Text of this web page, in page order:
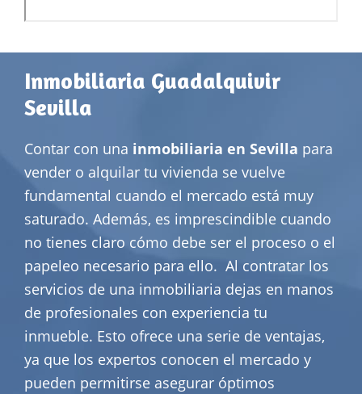
Inmobiliaria Guadalquivir
Sevilla
Contar con una inmobiliaria en Sevilla para
vender o alquilar tu vivienda se vuelve
fundamental cuando el mercado está muy
saturado. Además, es imprescindible cuando
no tienes claro cómo debe ser el proceso o el
papeleo necesario para ello. Al contratar los
servicios de una inmobiliaria dejas en manos
de profesionales con experiencia tu
inmueble. Esto ofrece una serie de ventajas,
ya que los expertos conocen el mercado y
pueden permitirse asegurar óptimos